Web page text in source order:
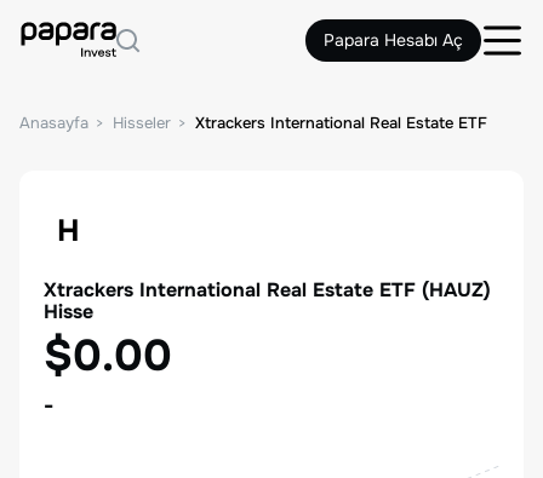
Papara Hesabı Aç
Anasayfa Hisseler Xtrackers International Real Estate ETF
H
Xtrackers International Real Estate ETF (HAUZ)
Hisse
$0.00
-